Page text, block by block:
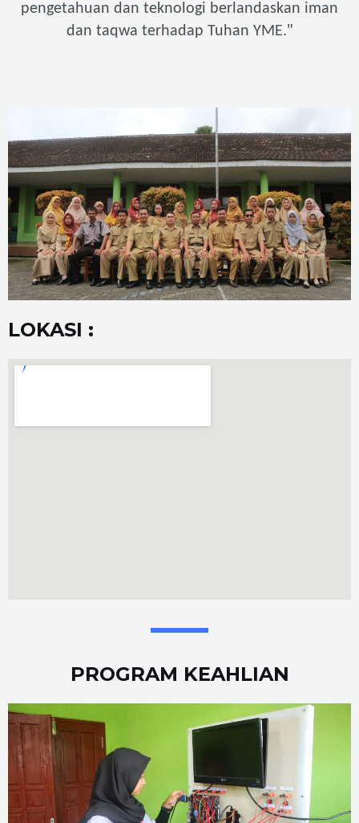
pengetahuan dan teknologi berlandaskan iman
dan taqwa terhadap Tuhan YME."
LOKASI :
PROGRAM KEAHLIAN